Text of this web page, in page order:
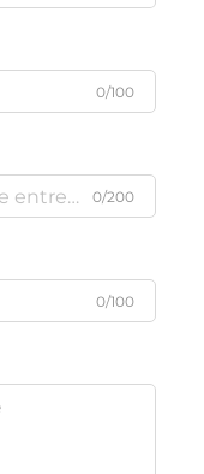
0/100
0/200
0/100